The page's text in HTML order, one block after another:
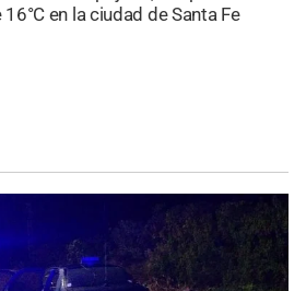
en la ciudad de Santa Fe